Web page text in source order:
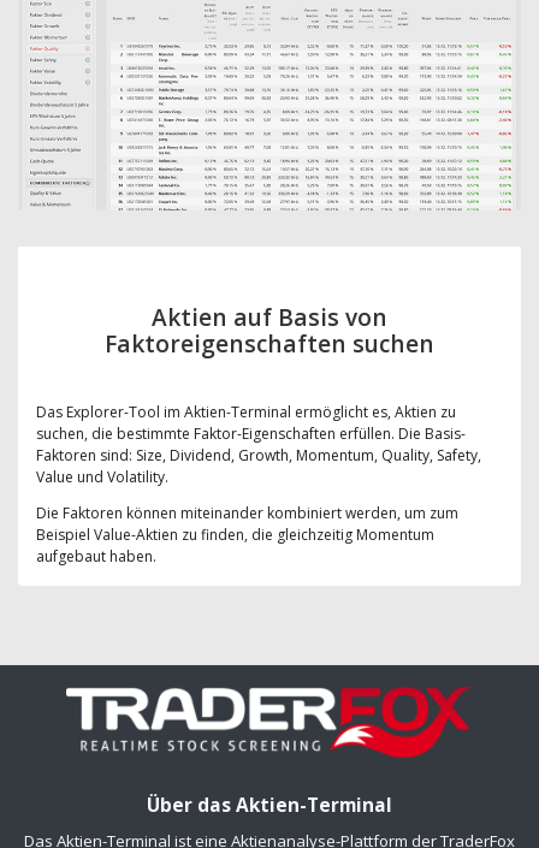
Aktien auf Basis von
Faktoreigenschaften suchen
Das Explorer-Tool im Aktien-Terminal ermöglicht es, Aktien zu
suchen, die bestimmte Faktor-Eigenschaften erfüllen. Die Basis-
Faktoren sind: Size, Dividend, Growth, Momentum, Quality, Safety,
Value und Volatility.
Die Faktoren können miteinander kombiniert werden, um zum
Beispiel Value-Aktien zu finden, die gleichzeitig Momentum
aufgebaut haben.
Über das Aktien-Terminal
Das Aktien-Terminal ist eine Aktienanalyse-Plattform der TraderFox